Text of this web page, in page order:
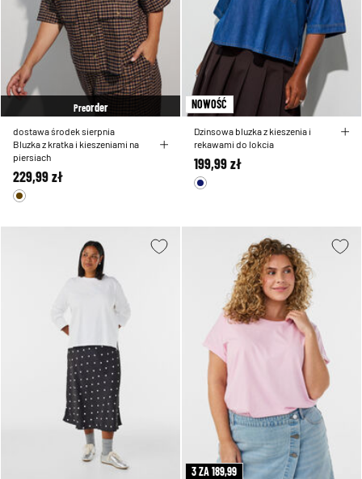
Preorder
dostawa środek sierpnia
Bluzka z kratka i kieszeniami na
piersiach
229,99 zł
NOWOŚĆ
Dzinsowa bluzka z kieszenia i
rekawami do lokcia
199,99 zł
3 ZA 189,99